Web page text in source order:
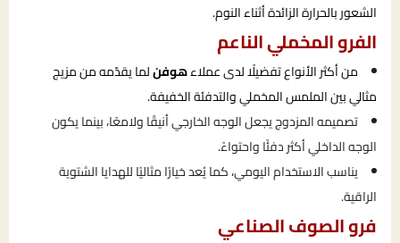
الشعور بالحرارة الزائدة أثناء النوم.
الفرو المخملي الناعم
من أكثر الأنواع تفضيلًا لدى عملاءهوفنلما يقدّمه من مزيج
مثالي بين الملمس المخملي والتدفئة الخفيفة.
تصميمه المزدوج يجعل الوجه الخارجي أنيقًا ولامعًا، بينما يكون
الوجه الداخلي أكثر دفئًا واحتواءً.
يناسب الاستخدام اليومي، كما يُعد خيارًا مثاليًا للهدايا الشتوية
الراقية.
فرو الصوف الصناعي